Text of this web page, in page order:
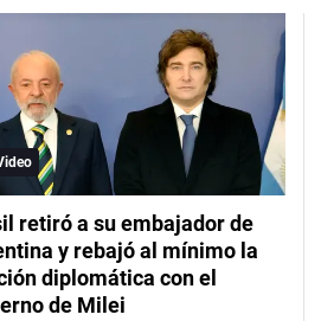
retiró a su embajador de
y rebajó al mínimo la
diplomática con el
de Milei